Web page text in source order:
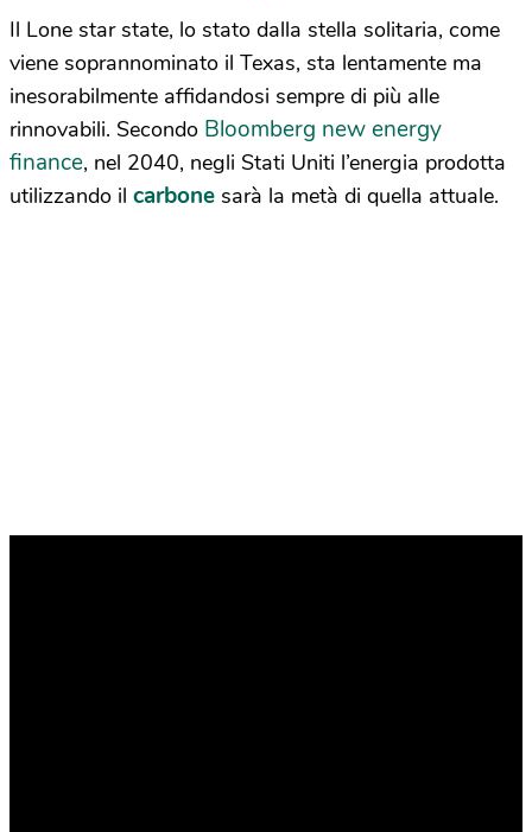
Il Lone star state, lo stato dalla stella solitaria, come
viene soprannominato il Texas, sta lentamente ma
inesorabilmente affidandosi sempre di più alle
rinnovabili. Secondo Bloomberg new energy
finance, nel 2040, negli Stati Uniti l’energia prodotta
utilizzando il carbone sarà la metà di quella attuale.